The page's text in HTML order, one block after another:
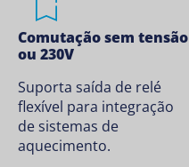
Comutação sem tensão
ou 230V
Suporta saída de relé
flexível para integração
de sistemas de
aquecimento.